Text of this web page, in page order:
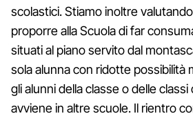
scolastici. Stiamo inoltre
proporre alla Scuola di far
situati al piano servito dal
sola alunna con ridotte possibilità
gli alunni della classe o delle
avviene in altre scuole. Il rientro